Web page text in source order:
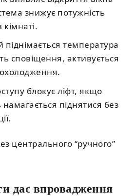
знижує потужність
піднімається температура
сповіщення, активується
блокує ліфт, якщо
намагається піднятися без
центрального “ручного”
дає впровадження